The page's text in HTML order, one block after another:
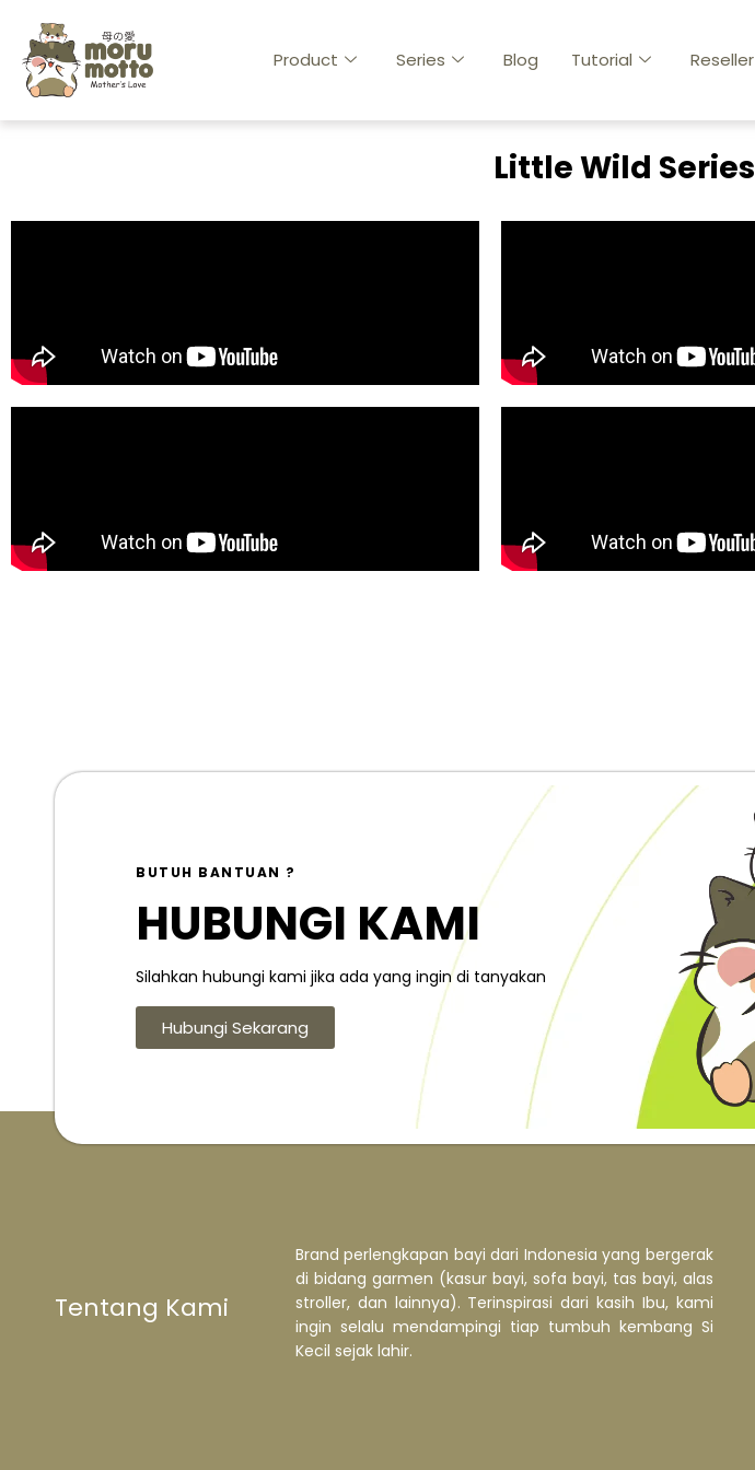
Product Series Blog Tutorial Reseller
Little Wild Series
BUTUH BANTUAN ?
HUBUNGI KAMI
Silahkan hubungi kami jika ada yang ingin di tanyakan
Hubungi Sekarang
Tentang Kami
Brand perlengkapan bayi dari Indonesia yang bergerak
di bidang garmen (kasur bayi, sofa bayi, tas bayi, alas
stroller, dan lainnya). Terinspirasi dari kasih Ibu, kami
ingin selalu mendampingi tiap tumbuh kembang Si
Kecil sejak lahir.